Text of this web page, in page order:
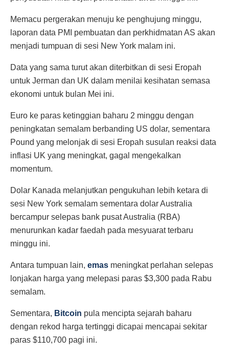
Memacu pergerakan menuju ke penghujung minggu,
laporan data PMI pembuatan dan perkhidmatan AS akan
menjadi tumpuan di sesi New York malam ini.
Data yang sama turut akan diterbitkan di sesi Eropah
untuk Jerman dan UK dalam menilai kesihatan semasa
ekonomi untuk bulan Mei ini.
Euro ke paras ketinggian baharu 2 minggu dengan
peningkatan semalam berbanding US dolar, sementara
Pound yang melonjak di sesi Eropah susulan reaksi data
inflasi UK yang meningkat, gagal mengekalkan
momentum.
Dolar Kanada melanjutkan pengukuhan lebih ketara di
sesi New York semalam sementara dolar Australia
bercampur selepas bank pusat Australia (RBA)
menurunkan kadar faedah pada mesyuarat terbaru
minggu ini.
Antara tumpuan lain, emas meningkat perlahan selepas
lonjakan harga yang melepasi paras $3,300 pada Rabu
semalam.
Sementara, Bitcoin pula mencipta sejarah baharu
dengan rekod harga tertinggi dicapai mencapai sekitar
paras $110,700 pagi ini.